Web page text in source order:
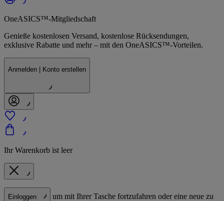
OneASICS™-Mitgliedschaft
Genieße kostenlosen Versand, kostenlose Rücksendungen,
exklusive Rabatte und mehr – mit den OneASICS™-Vorteilen.
Anmelden | Konto erstellen
Ihr Warenkorb ist leer
Einloggen
um mit Ihrer Tasche fortzufahren oder eine neue zu